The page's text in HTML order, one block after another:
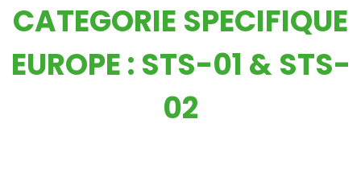
CATEGORIE SPECIFIQUE
EUROPE : STS-01 & STS-
02